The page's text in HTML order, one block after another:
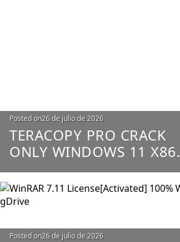
Posted on26 de julio de 2026
TERACOPY PRO CRACK
ONLY WINDOWS 11 X86-
X64 100% WORKED
UNLIMITED
Posted on26 de julio de 2026